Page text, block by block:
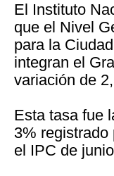
El Instituto
que el Nivel
para la
integran el
variación de
Esta tasa fue
3% registrado
el IPC de